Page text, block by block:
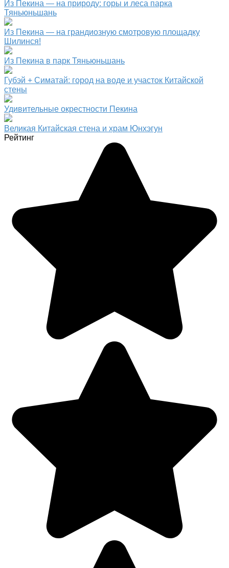
Из Пекина — на природу: горы и леса парка
Тяньюньшань
Из Пекина — на грандиозную смотровую площадку
Шилинся!
Из Пекина в парк Тяньюньшань
Губэй + Симатай: город на воде и участок Китайской
стены
Удивительные окрестности Пекина
Великая Китайская стена и храм Юнхэгун
Рейтинг